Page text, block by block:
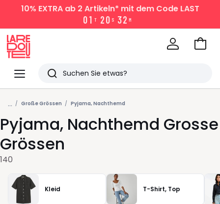
10% EXTRAab 2 Artikeln* mit dem Code LAST
01 T 20 S 32 M
Menü
Redoute
Suchen
Zuletzt
angesehen
Artikel
Zum
... Große Grössen Pyjama, Nachthemd
Pyjama, Nachthemd Grosse
Grössen
140
Kleid T-Shirt, Top